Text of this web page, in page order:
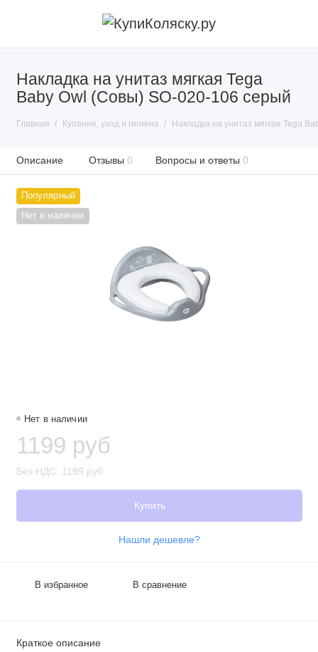
Накладка на унитаз мягкая Tega
Baby Owl (Совы) SO-020-106 серый
Главная Купание, уход и гигиена Накладка на унитаз мягкая Tega
Описание Отзывы 0 Вопросы и ответы 0
Популярный
Нет в наличии
Нет в наличии
1199 руб
Без НДС: 1199 руб
Купить
Нашли дешевле?
В избранное В сравнение
Краткое описание